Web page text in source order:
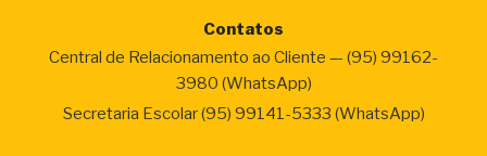
Contatos
Central de Relacionamento ao Cliente — (95) 99162-
3980 (WhatsApp)
Secretaria Escolar (95) 99141-5333 (WhatsApp)